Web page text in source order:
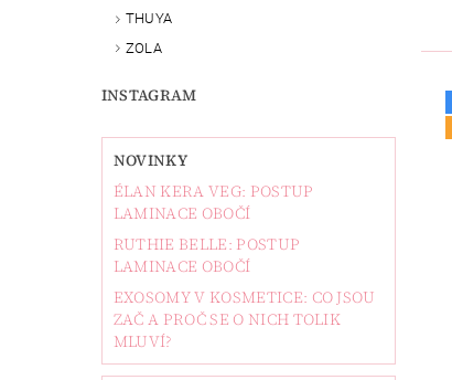
THUYA
ZOLA
INSTAGRAM
NOVINKY
ÉLAN KERA VEG: POSTUP
LAMINACE OBOČÍ
RUTHIE BELLE: POSTUP
LAMINACE OBOČÍ
EXOSOMY V KOSMETICE: CO JSOU
ZAČ A PROČ SE O NICH TOLIK
MLUVÍ?